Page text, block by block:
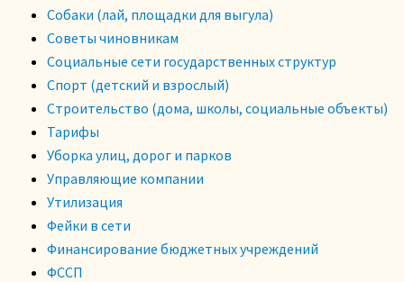
Собаки (лай, площадки для выгула)
Советы чиновникам
Социальные сети государственных структур
Спорт (детский и взрослый)
Строительство (дома, школы, социальные объекты)
Тарифы
Уборка улиц, дорог и парков
Управляющие компании
Утилизация
Фейки в сети
Финансирование бюджетных учреждений
ФССП